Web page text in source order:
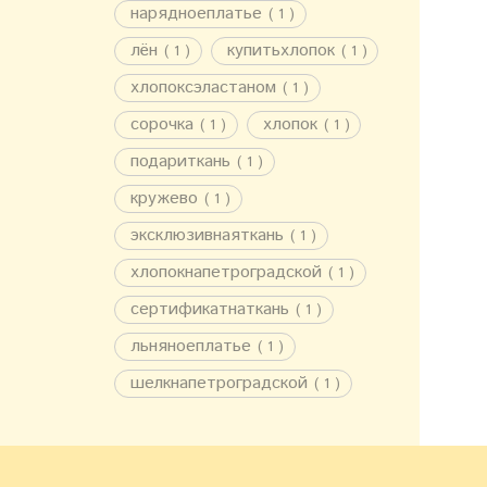
нарядноеплатье ( 1 )
лён ( 1 ) купитьхлопок ( 1 )
хлопоксэластаном ( 1 )
сорочка ( 1 ) хлопок ( 1 )
подариткань ( 1 )
кружево ( 1 )
эксклюзивнаяткань ( 1 )
хлопокнапетроградской ( 1 )
сертификатнаткань ( 1 )
льняноеплатье ( 1 )
шелкнапетроградской ( 1 )